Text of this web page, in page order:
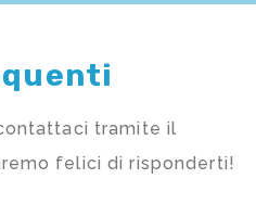
tramite il
felici di risponderti!